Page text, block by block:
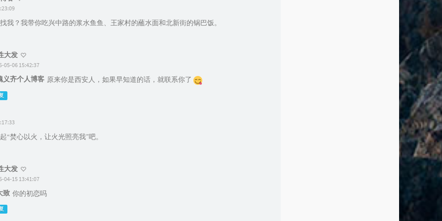
我？我带你吃兴中路的浆水鱼鱼、王家村的蘸水面和北新街的锅巴饭。
大发
05-06 15:42:37
义齐个人博客 原来你是西安人，如果早知道的话，就联系你了
“焚心以火，让火光照亮我”吧。
大发
04-15 13:41:07
致 你的初恋吗